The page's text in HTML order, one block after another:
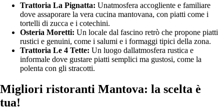
Trattoria La Pignatta: Unatmosfera accogliente e familiare
dove assaporare la vera cucina mantovana, con piatti come i
tortelli di zucca e i cotechini.
Osteria Moretti: Un locale dal fascino retrò che propone piatti
rustici e genuini, come i salumi e i formaggi tipici della zona.
Trattoria Le 4 Tette: Un luogo dallatmosfera rustica e
informale dove gustare piatti semplici ma gustosi, come la
polenta con gli stracotti.
Migliori ristoranti Mantova: la scelta è
tua!